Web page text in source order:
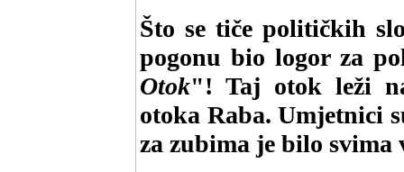
Što se tiče političkih
pogonu bio logor za
Otok"! Taj otok leži
otoka Raba. Umjetnici
za zubima je bilo